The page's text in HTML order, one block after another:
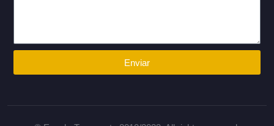
Enviar